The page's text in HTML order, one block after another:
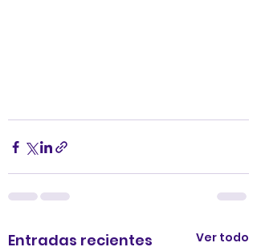
Entradas recientes Ver todo